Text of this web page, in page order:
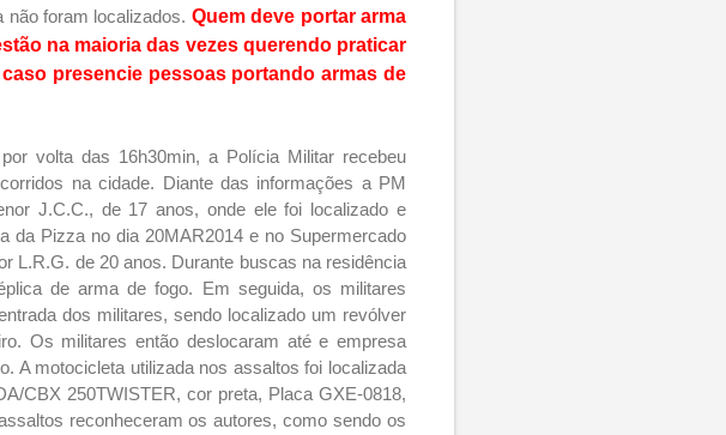
foram localizados. Quem deve portar arma
na maioria das vezes querendo praticar
presencie pessoas portando armas de
volta das 16h30min, a Polícia Militar recebeu
na cidade. Diante das informações a PM
J.C.C., de 17 anos, onde ele foi localizado e
da Pizza no dia 20MAR2014 e no Supermercado
L.R.G. de 20 anos. Durante buscas na residência
de arma de fogo. Em seguida, os militares
dos militares, sendo localizado um revólver
Os militares então deslocaram até e empresa
A motocicleta utilizada nos assaltos foi localizada
CBX 250TWISTER, cor preta, Placa GXE-0818,
reconheceram os autores, como sendo os